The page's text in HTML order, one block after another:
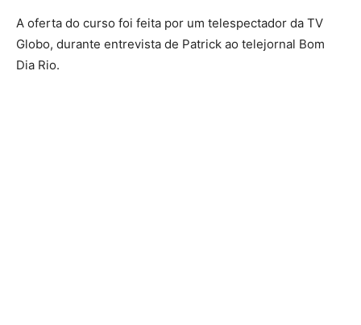
A oferta do curso foi feita por um telespectador da TV
Globo, durante entrevista de Patrick ao telejornal Bom
Dia Rio.